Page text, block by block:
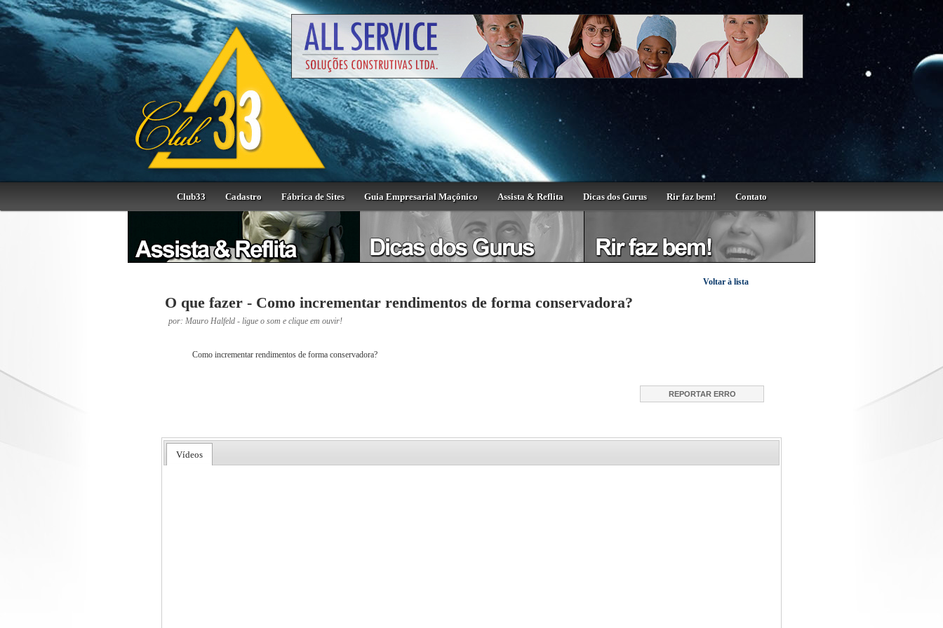
Club33 Cadastro Fábrica de Sites Guia Empresarial Maçônico Assista & Reflita Dicas dos Gurus Rir faz bem! Contato
Voltar à lista
O que fazer - Como incrementar rendimentos de forma conservadora?
por: Mauro Halfeld - ligue o som e clique em ouvir!
Como incrementar rendimentos de forma conservadora?
Vídeos